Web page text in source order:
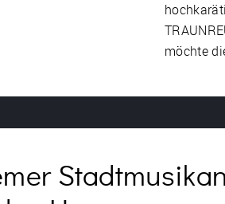
möchte